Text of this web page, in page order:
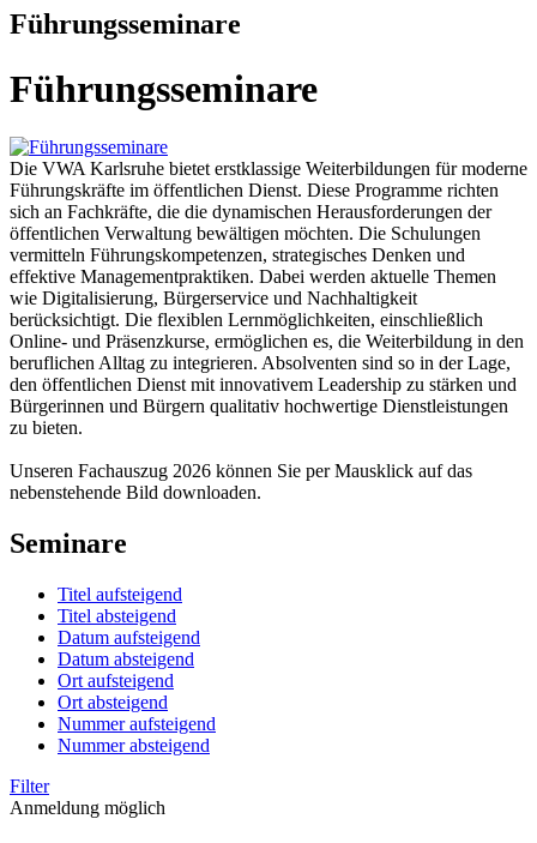
Führungsseminare
Führungsseminare
Die VWA Karlsruhe bietet erstklassige Weiterbildungen für moderne
Führungskräfte im öffentlichen Dienst. Diese Programme richten
sich an Fachkräfte, die die dynamischen Herausforderungen der
öffentlichen Verwaltung bewältigen möchten. Die Schulungen
vermitteln Führungskompetenzen, strategisches Denken und
effektive Managementpraktiken. Dabei werden aktuelle Themen
wie Digitalisierung, Bürgerservice und Nachhaltigkeit
berücksichtigt. Die flexiblen Lernmöglichkeiten, einschließlich
Online- und Präsenzkurse, ermöglichen es, die Weiterbildung in den
beruflichen Alltag zu integrieren. Absolventen sind so in der Lage,
den öffentlichen Dienst mit innovativem Leadership zu stärken und
Bürgerinnen und Bürgern qualitativ hochwertige Dienstleistungen
zu bieten.
Unseren Fachauszug 2026 können Sie per Mausklick auf das
nebenstehende Bild downloaden.
Seminare
Titel aufsteigend
Titel absteigend
Datum aufsteigend
Datum absteigend
Ort aufsteigend
Ort absteigend
Nummer aufsteigend
Nummer absteigend
Filter
Anmeldung möglich